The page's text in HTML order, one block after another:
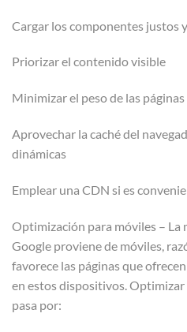
Cargar los componentes justos
Priorizar el contenido visible
Minimizar el peso de las páginas
Aprovechar la caché del
dinámicas
Emplear una CDN si es
Optimización para móviles – La
Google proviene de móviles,
favorece las páginas que
en estos dispositivos.
pasa por: